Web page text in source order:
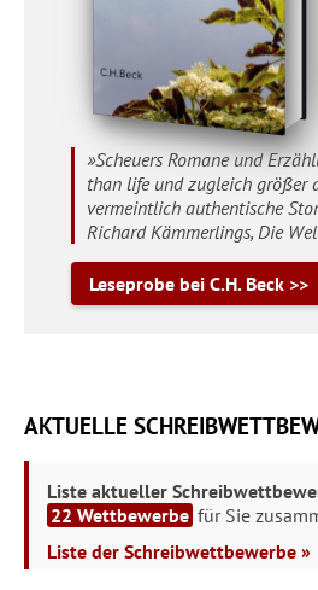
»Scheuers Romane und
than life und zugleich größer
vermeintlich authentische
Richard Kämmerlings, Die
Leseprobe bei C.H. Beck >>
AKTUELLE
Liste aktueller
22 Wettbewerbe für Sie
Liste der Schreibwettbewerbe »